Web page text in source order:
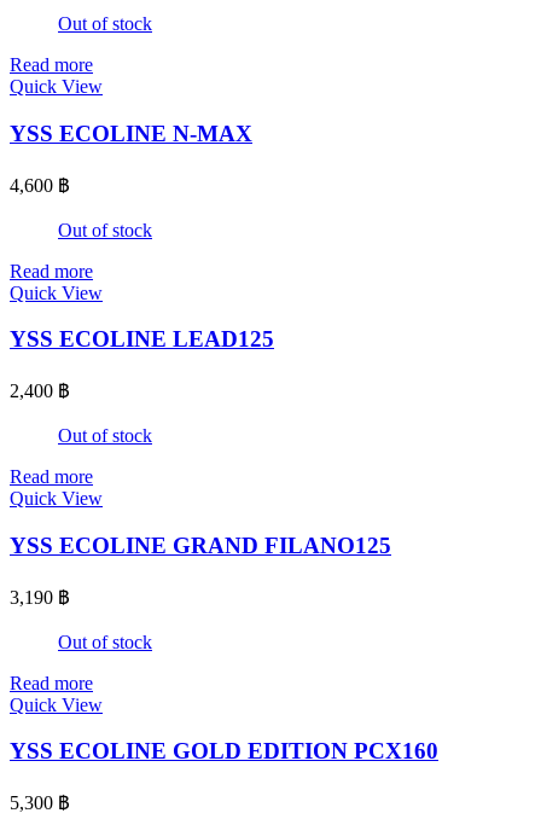
Out of stock
Read more
Quick View
YSS ECOLINE N-MAX
4,600 ฿
Out of stock
Read more
Quick View
YSS ECOLINE LEAD125
2,400 ฿
Out of stock
Read more
Quick View
YSS ECOLINE GRAND FILANO125
3,190 ฿
Out of stock
Read more
Quick View
YSS ECOLINE GOLD EDITION PCX160
5,300 ฿